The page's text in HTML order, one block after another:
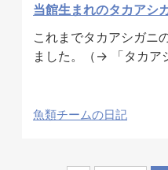
当館生まれのタカアシ
これまでタカアシガニ
ました。（→ 「タカア
魚類チームの日記